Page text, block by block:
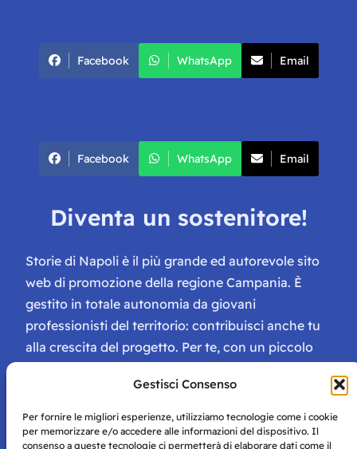
Gestisci Consenso
Per fornire le migliori esperienze, utilizziamo tecnologie come i cookie
per memorizzare e/o accedere alle informazioni del dispositivo. Il
consenso a queste tecnologie ci permetterà di elaborare dati come il
Facebook WhatsApp Email
Facebook WhatsApp Email
Diventa un sostenitore!
Storie di Napoli è il più grande ed autorevole sito
web di promozione della regione Campania. È
gestito in totale autonomia da giovani
professionisti del territorio: contribuisci anche tu
alla crescita del progetto. Per te, con un piccolo
tessera di Storie Campane, libri e magazine gratis
e inviti ad eventi esclusivi!